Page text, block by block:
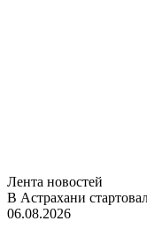
Лента новостей
В Астрахани
06.08.2026